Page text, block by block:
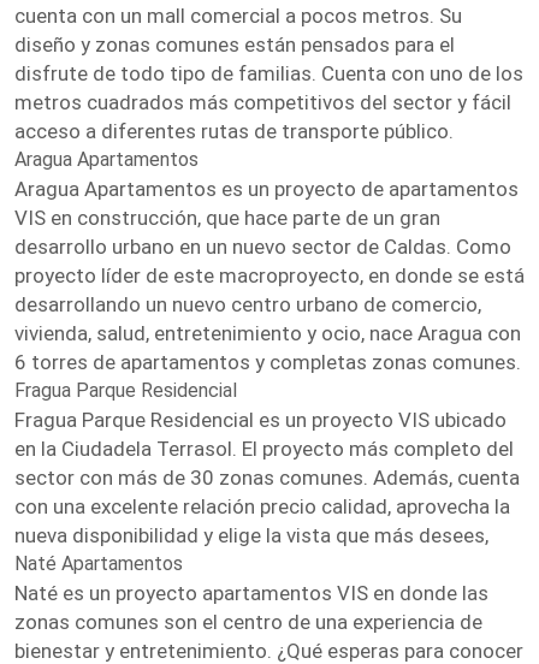
cuenta con un mall comercial a pocos metros. Su
diseño y zonas comunes están pensados para el
disfrute de todo tipo de familias. Cuenta con uno de los
metros cuadrados más competitivos del sector y fácil
acceso a diferentes rutas de transporte público.
Aragua Apartamentos
Aragua Apartamentos es un proyecto de apartamentos
VIS en construcción, que hace parte de un gran
desarrollo urbano en un nuevo sector de Caldas. Como
proyecto líder de este macroproyecto, en donde se está
desarrollando un nuevo centro urbano de comercio,
vivienda, salud, entretenimiento y ocio, nace Aragua con
6 torres de apartamentos y completas zonas comunes.
Fragua Parque Residencial
Fragua Parque Residencial es un proyecto VIS ubicado
en la Ciudadela Terrasol. El proyecto más completo del
sector con más de 30 zonas comunes. Además, cuenta
con una excelente relación precio calidad, aprovecha la
nueva disponibilidad y elige la vista que más desees,
Naté Apartamentos
Naté es un proyecto apartamentos VIS en donde las
zonas comunes son el centro de una experiencia de
bienestar y entretenimiento. ¿Qué esperas para conocer